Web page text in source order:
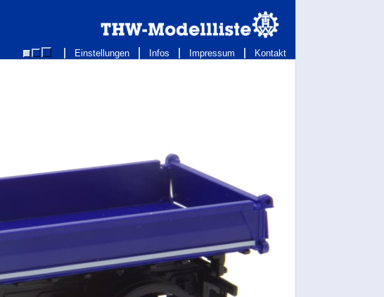
Einstellungen Infos Impressum
Kontakt